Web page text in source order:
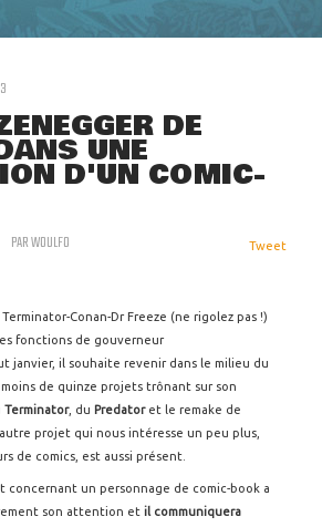
3
DE
UNE
D'UN COMIC-
PARWOULFO Tweet
Conan-Dr Freeze (ne rigolez pas !)
fonctions de gouverneur
janvier, il souhaite revenir dans le milieu du
de quinze projets trônant sur son
Terminator, du Predatoret le remake de
autre projet qui nous intéresse un peu plus,
de comics, est aussi présent.
concernant un personnage de comic-book a
son attention et il communiquera